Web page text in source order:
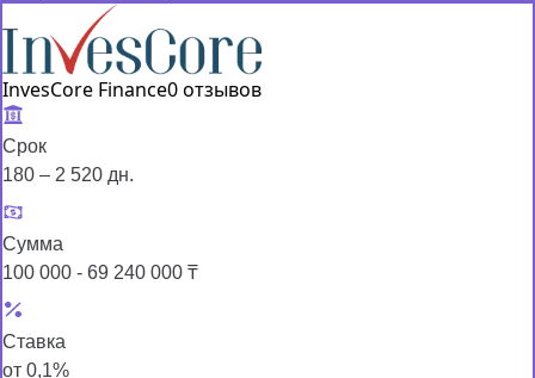
InvesCore Finance0 отзывов
Срок
180 – 2 520 дн.
Сумма
100 000 - 69 240 000 ₸
Ставка
от 0,1%